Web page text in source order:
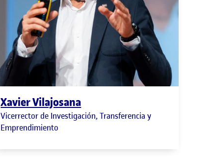
Xavier Vilajosana
Vicerrector de Investigación, Transferencia y
Emprendimiento